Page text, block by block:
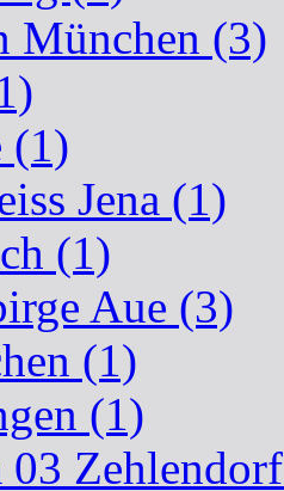
München (3)
(1)
Jena (1)
(1)
Aue (3)
(1)
(1)
03